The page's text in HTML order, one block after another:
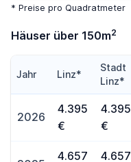
* Preise pro Quadratmeter
Häuser über 150m2
Jahr Linz*
Stadt
Linz*
2026
4.395
€
4.395
€
4.657
4.657